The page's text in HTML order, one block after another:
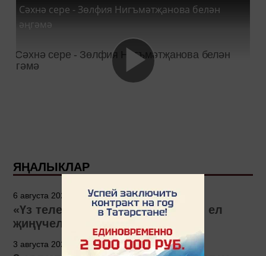
Сәхнә сере - Зөлфия Нигъмәтҗанова белән
әңгәмә
ЯҢАЛЫКЛАР
6 августа 2026 - 15:00
«Үз телем» бәйгесенең 2026 нчы ел
җиңүчеләре билгеле!
3 августа 2026 - 14:04